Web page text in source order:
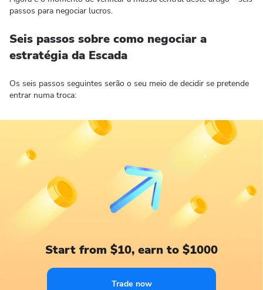
passos para negociar lucros.
Seis passos sobre como negociar a
estratégia da Escada
Os seis passos seguintes serão o seu meio de decidir se pretende
entrar numa troca:
Start from $10, earn to $1000
Trade now